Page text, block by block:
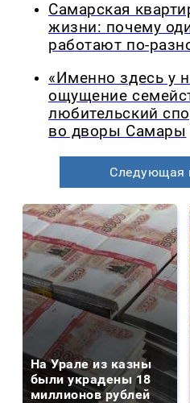
Самарская
жизни: почему
работают по-
«Именно здесь у
ощущение
любительский
во дворы Самары
Следующая
На Урале из казны
были украдены 18
миллионов рублей